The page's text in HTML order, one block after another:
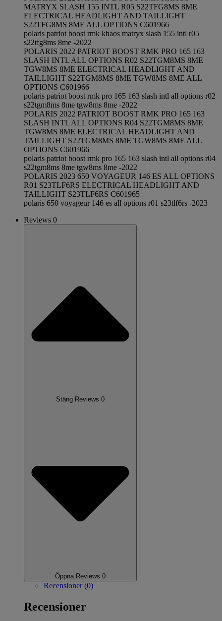
MATRYX SLASH 155 INTL R05 S22TFG8MS 8ME
ELECTRICAL HEADLIGHT AND TAILLIGHT
S22TFG8MS 8ME ALL OPTIONS C601966
polaris patriot boost rmk khaos matryx slash 155 intl r05
s22tfg8ms 8me -2022
POLARIS 2022 PATRIOT BOOST RMK PRO 165 163
SLASH INTL ALL OPTIONS R02 S22TGM8MS 8ME
TGW8MS 8ME ELECTRICAL HEADLIGHT AND
TAILLIGHT S22TGM8MS 8ME TGW8MS 8ME ALL
OPTIONS C601966
polaris patriot boost rmk pro 165 163 slash intl all options r02
s22tgm8ms 8me tgw8ms 8me -2022
POLARIS 2022 PATRIOT BOOST RMK PRO 165 163
SLASH INTL ALL OPTIONS R04 S22TGM8MS 8ME
TGW8MS 8ME ELECTRICAL HEADLIGHT AND
TAILLIGHT S22TGM8MS 8ME TGW8MS 8ME ALL
OPTIONS C601966
polaris patriot boost rmk pro 165 163 slash intl all options r04
s22tgm8ms 8me tgw8ms 8me -2022
POLARIS 2023 650 VOYAGEUR 146 ES ALL OPTIONS
R01 S23TLF6RS ELECTRICAL HEADLIGHT AND
TAILLIGHT S23TLF6RS C601965
polaris 650 voyageur 146 es all options r01 s23tlf6rs -2023
Reviews 0
Stäng Reviews 0
Öppna Reviews 0
Recensioner (0)
Recensioner